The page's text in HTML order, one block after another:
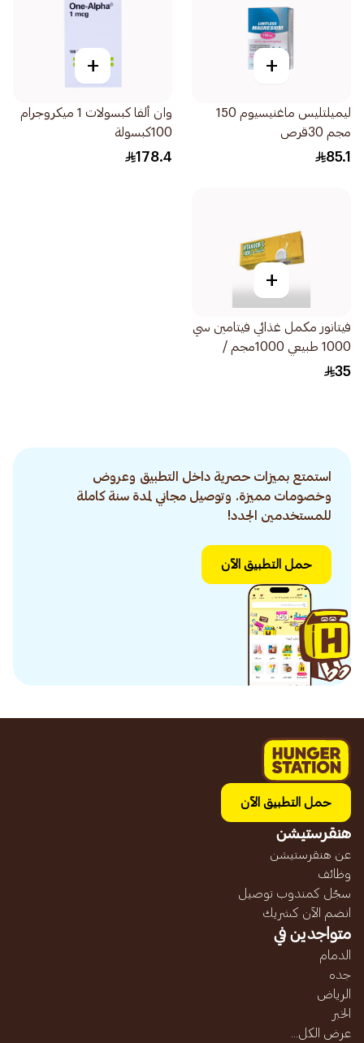
+
ليميلتليس ماغنيسيوم 150
مجم 30قرص
85.1
+
وان ألفا كبسولات 1 ميكروجرام
100كبسولة
178.4
+
فيتانور مكمل غذائي فيتامين سي
1000 طبيعي 1000مجم /
20قطعة أقراص
35
استمتع بميزات حصرية داخل التطبيق وعروض
وخصومات مميزة. وتوصيل مجاني لمدة سنة كاملة
للمستخدمين الجدد!
حمل التطبيق الآن
حمل التطبيق الآن
هنقرستيشن
عن هنقرستيشن
وظائف
سجّل كمندوب توصيل
انضم الآن كشريك
متواجدين في
الدمام
جده
الرياض
الخبر
عرض الكل...